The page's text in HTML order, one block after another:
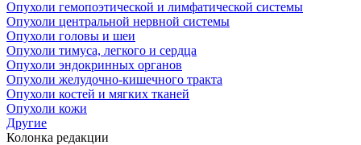
Опухоли гемопоэтической и лимфатической системы
Опухоли центральной нервной системы
Опухоли головы и шеи
Опухоли тимуса, легкого и сердца
Опухоли эндокринных органов
Опухоли желудочно-кишечного тракта
Опухоли костей и мягких тканей
Опухоли кожи
Другие
Колонка редакции